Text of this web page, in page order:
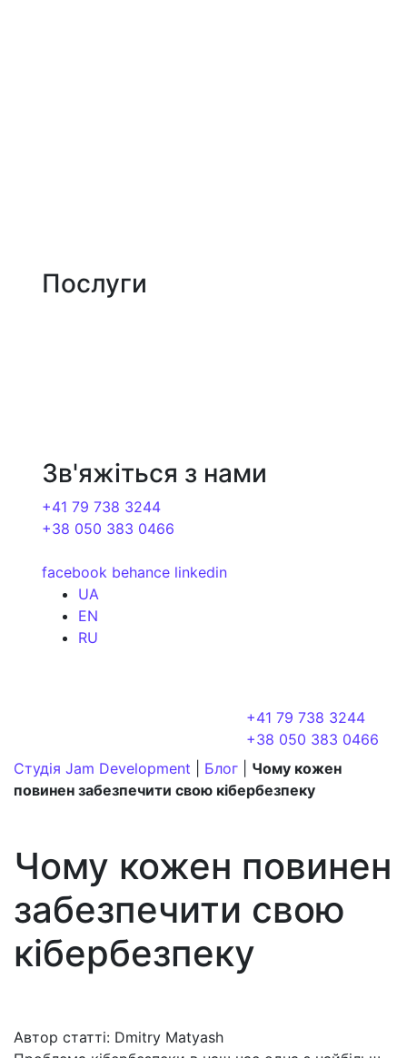
Послуги
Зв'яжіться з нами
+41 79 738 3244
+38 050 383 0466
facebook behance linkedin
UA
EN
RU
+41 79 738 3244
+38 050 383 0466
Студія Jam Development
Блог
Чому кожен
повинен забезпечити свою кібербезпеку
Чому кожен повинен
забезпечити свою
кібербезпеку
Автор статті: Dmitry Matyash